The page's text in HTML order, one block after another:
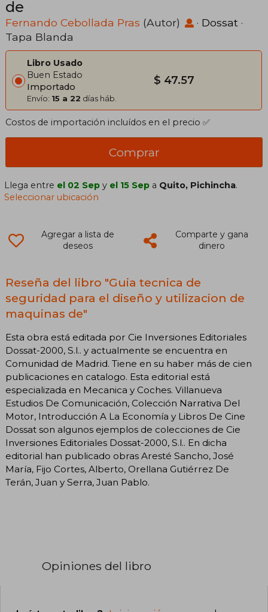
de
Fernando Cebollada Pras (Autor) · Dossat ·
Tapa Blanda
Libro Usado
Buen Estado
Importado
Envío: 15 a 22 días háb.
$ 47.57
Costos de importación incluídos en el precio ✅
Comprar
Llega entre el 02 Sep y el 15 Sep a Quito, Pichincha.
Seleccionar ubicación
Agregar a lista de
deseos
Comparte y gana
dinero
Reseña del libro "Guia tecnica de
seguridad para el diseño y utilizacion de
maquinas de"
Esta obra está editada por Cie Inversiones Editoriales
Dossat-2000, S.l.. y actualmente se encuentra en
Comunidad de Madrid. Tiene en su haber más de cien
publicaciones en catalogo. Esta editorial está
especializada en Mecanica y Coches. Villanueva
Estudios De Comunicación, Colección Narrativa Del
Motor, Introducción A La Economía y Libros De Cine
Dossat son algunos ejemplos de colecciones de Cie
Inversiones Editoriales Dossat-2000, S.l.. En dicha
editorial han publicado obras Aresté Sancho, José
María, Fijo Cortes, Alberto, Orellana Gutiérrez De
Terán, Juan y Serra, Juan Pablo.
Opiniones del libro